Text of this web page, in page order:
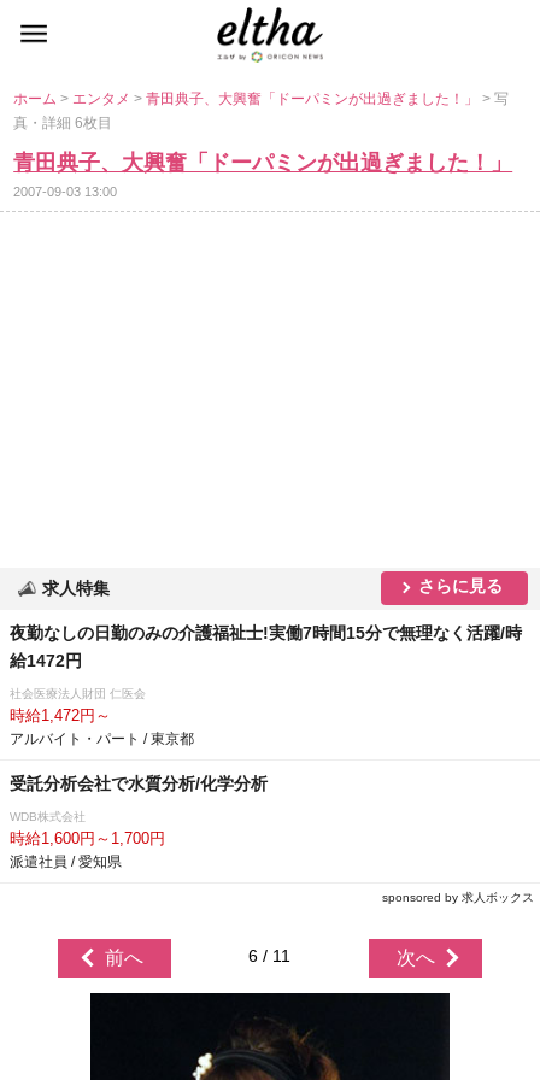
ホーム> エンタメ>青田典子、大興奮「ドーパミンが出過ぎました！」> 写
真・詳細 6枚目
青田典子、大興奮「ドーパミンが出過ぎました！」
2007-09-03 13:00
求人特集 さらに見る
夜勤なしの日勤のみの介護福祉士!実働7時間15分で無理なく活躍/時
給1472円
社会医療法人財団 仁医会
時給1,472円～
アルバイト・パート / 東京都
受託分析会社で水質分析/化学分析
WDB株式会社
時給1,600円～1,700円
派遣社員 / 愛知県
sponsored by 求人ボックス
前へ 6 / 11 次へ